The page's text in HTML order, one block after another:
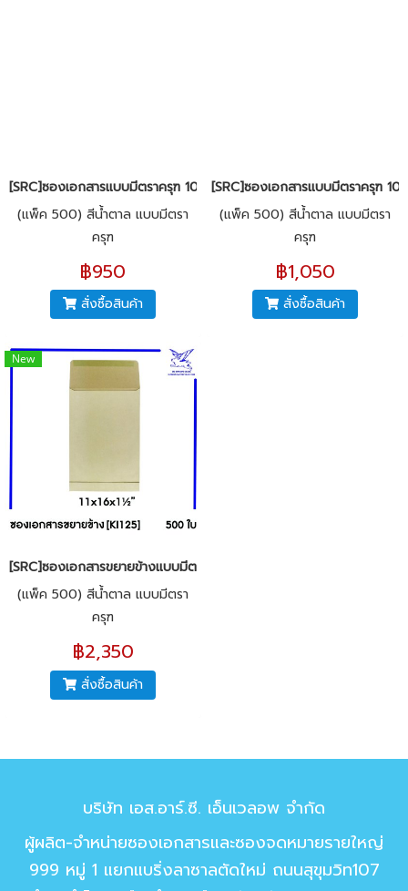
[SRC]ซองเอกสารแบบมีตราครุฑ 10x14"(KI125)
(แพ็ค 500) สีน้ำตาล แบบมีตรา
ครุฑ
฿950
สั่งซื้อสินค้า
[SRC]ซองเอกสารแบบมีตราครุฑ
(แพ็ค 500) สีน้ำตาล แบบมีตรา
ครุฑ
฿1,050
สั่งซื้อสินค้า
New
[SRC]ซองเอกสารขยายข้างแบบมีตราครุฑ 11x16x1.5"(KI125)
(แพ็ค 500) สีน้ำตาล แบบมีตรา
ครุฑ
฿2,350
สั่งซื้อสินค้า
บริษัท เอส.อาร์.ซี. เอ็นเวลอพ จำกัด
ผู้ผลิต-จำหน่ายซองเอกสารและซองจดหมายรายใหญ่
999 หมู่ 1 แยกแบริ่งลาซาลตัดใหม่ ถนนสุขุมวิท107